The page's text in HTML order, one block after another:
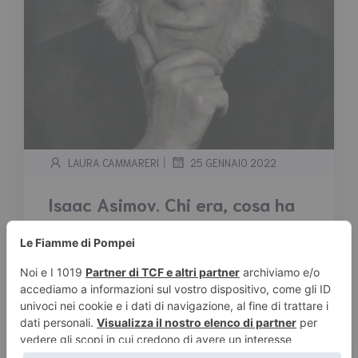
LAURA CAMMARERI | 25 GENNAIO 2022
Isaac Asimov. Chi era, cosa ha
scritto e in che ordine leggere
le sue opere.
Tempo stimato di lettura:2 minuti
Isaac Asimov. Chi era, cosa ha scritto e in che
ordine leggere le sue opere.
Leggi tutto